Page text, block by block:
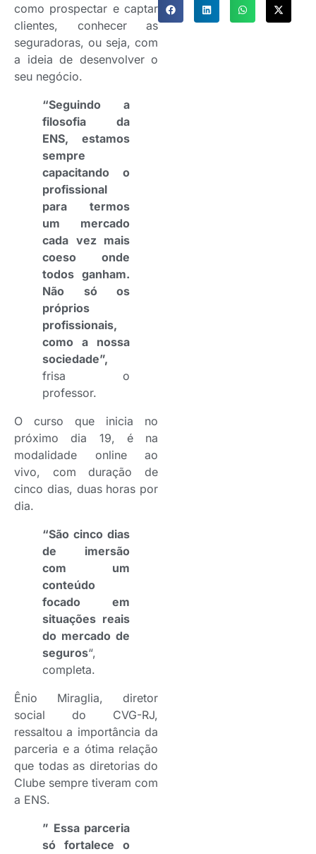
como prospectar e captar
clientes, conhecer as
seguradoras, ou seja, com
a ideia de desenvolver o
seu negócio.
“Seguindo a
filosofia da
ENS, estamos
sempre
capacitando o
profissional
para termos
um mercado
cada vez mais
coeso onde
todos ganham.
Não só os
próprios
profissionais,
como a nossa
sociedade”,
frisa o
professor.
O curso que inicia no
próximo dia 19, é na
modalidade online ao
vivo, com duração de
cinco dias, duas horas por
dia.
“São cinco dias
de imersão
com um
conteúdo
focado em
situações reais
do mercado de
seguros“,
completa.
Ênio Miraglia, diretor
social do CVG-RJ,
ressaltou a importância da
parceria e a ótima relação
que todas as diretorias do
Clube sempre tiveram com
a ENS.
” Essa parceria
só fortalece o